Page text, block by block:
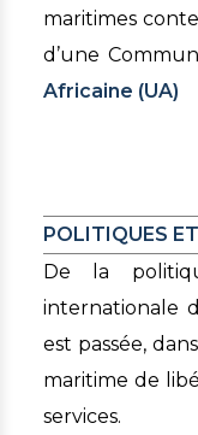
maritimes
d’une
Africaine (UA)
POLITIQUES
De la
internationale
est passée,
maritime de
services.